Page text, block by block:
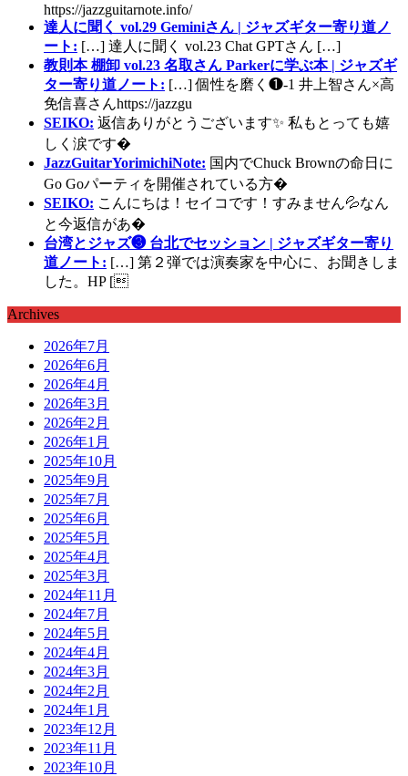
https://jazzguitarnote.info/
達人に聞く vol.29 Geminiさん | ジャズギター寄り道ノ
ート: […] 達人に聞く vol.23 Chat GPTさん […]
教則本 棚卸 vol.23 名取さん Parkerに学ぶ本 | ジャズギ
ター寄り道ノート: […] 個性を磨く❶-1 井上智さん×高
免信喜さんhttps://jazzgu
SEIKO: 返信ありがとうございます✨ 私もとっても嬉
しく涙です�
JazzGuitarYorimichiNote: 国内でChuck Brownの命日に
Go Goパーティを開催されている方�
SEIKO: こんにちは！セイコです！すみません💦なん
と今返信があ�
台湾とジャズ❸ 台北でセッション | ジャズギター寄り
道ノート: […] 第２弾では演奏家を中心に、お聞きしま
した。HP [
Archives
2026年7月
2026年6月
2026年4月
2026年3月
2026年2月
2026年1月
2025年10月
2025年9月
2025年7月
2025年6月
2025年5月
2025年4月
2025年3月
2024年11月
2024年7月
2024年5月
2024年4月
2024年3月
2024年2月
2024年1月
2023年12月
2023年11月
2023年10月